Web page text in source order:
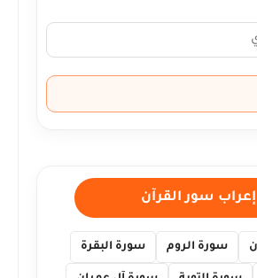
إعراب سور القرآن
سورة الروم سورة البقرة